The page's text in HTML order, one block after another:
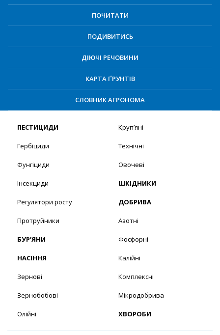
ПОЧИТАТИ
ПОДИВИТИСЬ
ДІЮЧІ РЕЧОВИНИ
КАРТА ҐРУНТІВ
СЛОВНИК АГРОНОМА
ПЕСТИЦИДИ
Гербіциди
Фунгіциди
Інсекциди
Регулятори росту
Протруйники
БУР’ЯНИ
НАСІННЯ
Зернові
Зернобобові
Олійні
Круп’яні
Технічні
Овочеві
ШКІДНИКИ
ДОБРИВА
Азотні
Фосфорні
Калійні
Комплексні
Мікродобрива
ХВОРОБИ